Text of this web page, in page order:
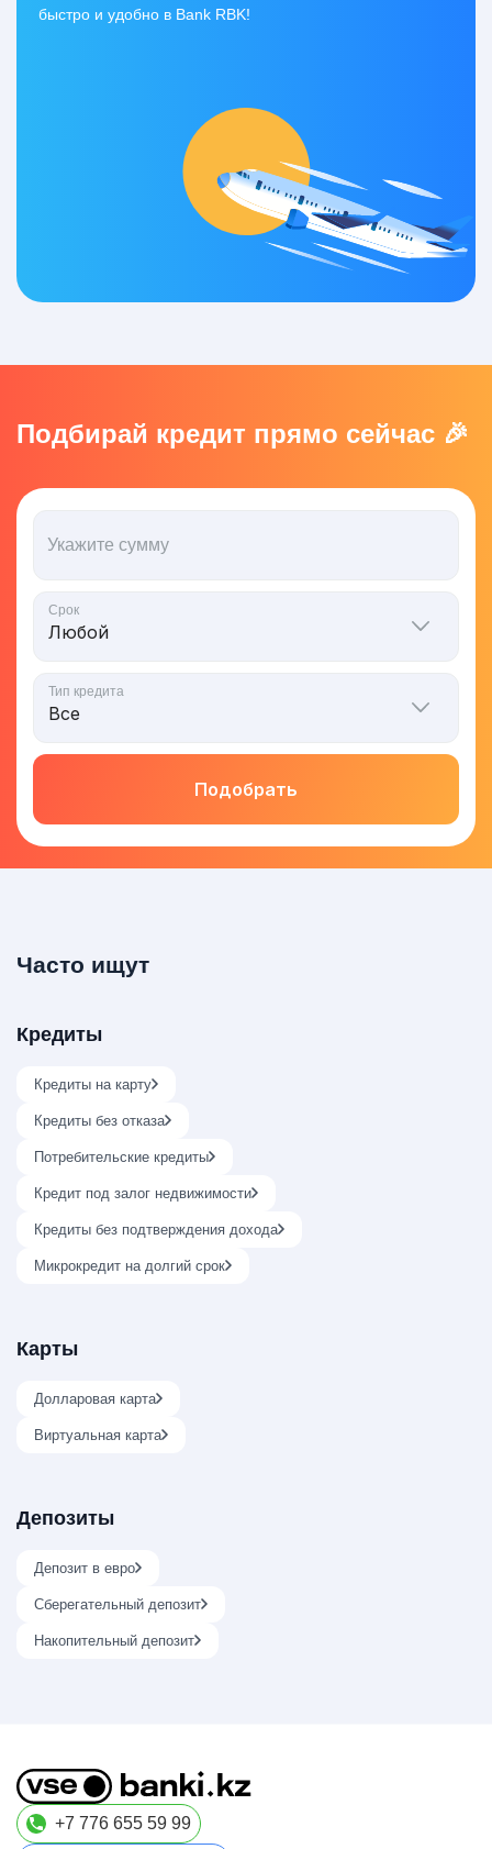
быстро и удобно в Bank RBK!
Подбирай кредит прямо сейчас 🎉
Укажите сумму
Срок
Тип кредита
Подобрать
Часто ищут
Кредиты
Кредиты на карту
Кредиты без отказа
Потребительские кредиты
Кредит под залог недвижимости
Кредиты без подтверждения дохода
Микрокредит на долгий срок
Карты
Долларовая карта
Виртуальная карта
Депозиты
Депозит в евро
Сберегательный депозит
Накопительный депозит
+7 776 655 59 99